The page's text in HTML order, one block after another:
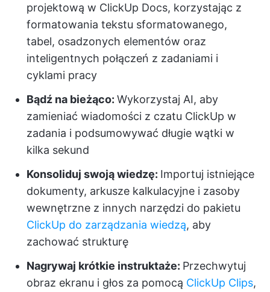
projektową w ClickUp Docs, korzystając z
formatowania tekstu sformatowanego,
tabel, osadzonych elementów oraz
inteligentnych połączeń z zadaniami i
cyklami pracy
Bądź na bieżąco: Wykorzystaj AI, aby
zamieniać wiadomości z czatu ClickUp w
zadania i podsumowywać długie wątki w
kilka sekund
Konsoliduj swoją wiedzę: Importuj istniejące
dokumenty, arkusze kalkulacyjne i zasoby
wewnętrzne z innych narzędzi do pakietu
ClickUp do zarządzania wiedzą, aby
zachować strukturę
Nagrywaj krótkie instruktaże: Przechwytuj
obraz ekranu i głos za pomocą ClickUp Clips,